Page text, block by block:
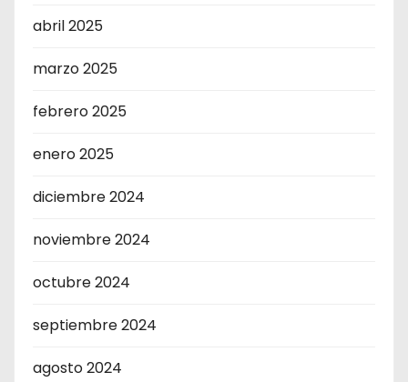
abril 2025
marzo 2025
febrero 2025
enero 2025
diciembre 2024
noviembre 2024
octubre 2024
septiembre 2024
agosto 2024